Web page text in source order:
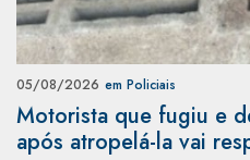
05/08/2026 em Policiais
Motorista que fugiu e
após atropelá-la vai